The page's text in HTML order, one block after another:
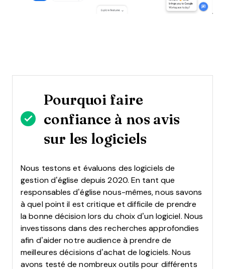
Pourquoi faire
confiance à nos avis
sur les logiciels
Nous testons et évaluons des logiciels de
gestion d’église depuis 2020. En tant que
responsables d’église nous-mêmes, nous savons
à quel point il est critique et difficile de prendre
la bonne décision lors du choix d’un logiciel. Nous
investissons dans des recherches approfondies
afin d’aider notre audience à prendre de
meilleures décisions d’achat de logiciels. Nous
avons testé de nombreux outils pour différents